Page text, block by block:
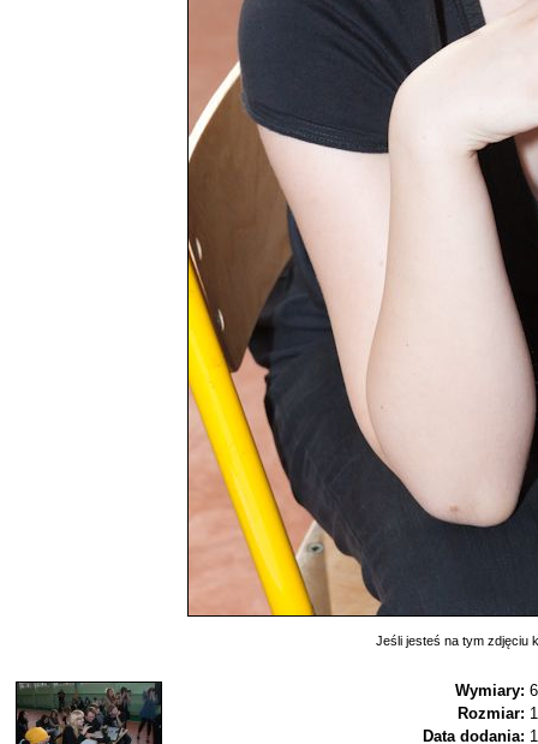
Jeśli jesteś na tym zdjęciu
Wymiary:
Rozmiar:
Data dodania: